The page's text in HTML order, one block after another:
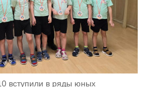
вступили в ряды юных